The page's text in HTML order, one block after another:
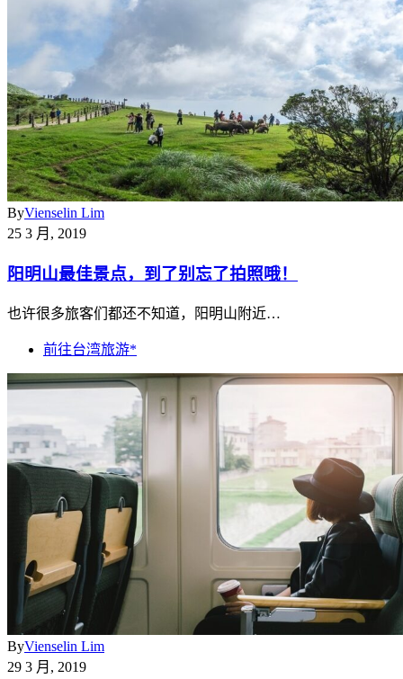
ByVienselin Lim
25 3 月, 2019
阳明山最佳景点，到了别忘了拍照哦！
也许很多旅客们都还不知道，阳明山附近…
前往台湾旅游*
ByVienselin Lim
29 3 月, 2019